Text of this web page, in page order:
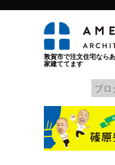
敦賀市で注文住宅なら
家建ててます